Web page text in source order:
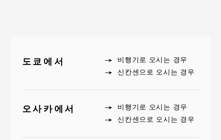
도쿄에서
비행기로 오시는 경우
신칸센으로 오시는 경우
오사카에서
비행기로 오시는 경우
신칸센으로 오시는 경우